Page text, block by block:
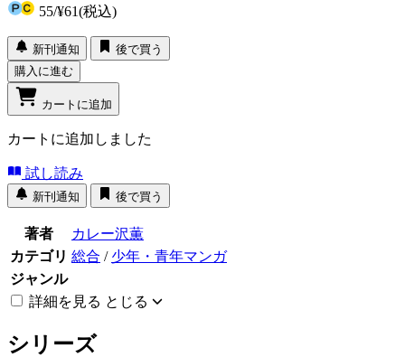
55/¥61(税込)
新刊通知
後で買う
購入に進む
カートに追加
カートに追加しました
試し読み
新刊通知 後で買う
著者
カレー沢薫
カテゴリ 総合 / 少年・青年マンガ
ジャンル
詳細を見る とじる
シリーズ